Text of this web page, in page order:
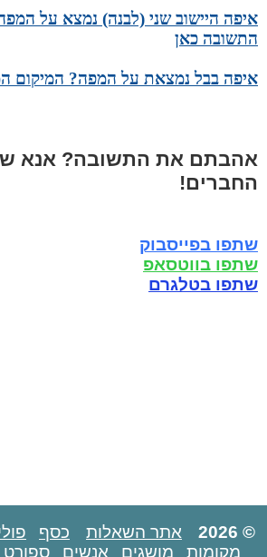
איפה היישוב שני (לבנה) נמצא על
התשובה כאן
איפה בבל נמצאת על המפה? המיקום
אהבתם את התשובה? אנא
החברים!
שתפו בפייסבוק
שתפו בווטסאפ
שתפו בטלגרם
© 2026 אתר השאלות כסף
מקומות
מושגים אנשים ספורט